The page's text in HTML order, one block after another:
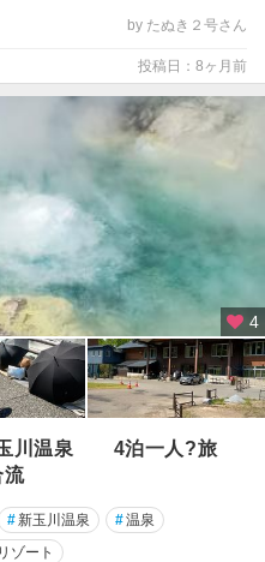
by たぬき２号さん
投稿日：8ヶ月前
4
川温泉 4泊一人?旅
#新玉川温泉 #温泉
ゾート